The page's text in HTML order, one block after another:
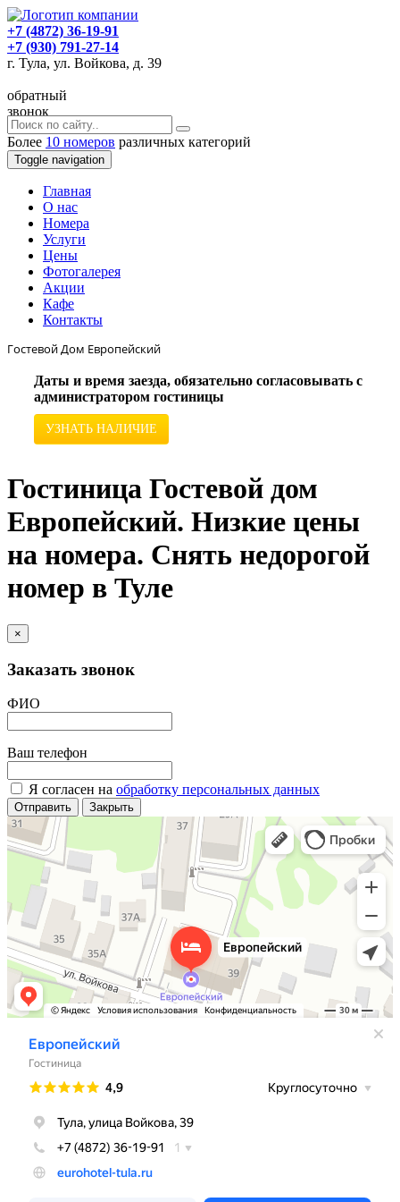
+7 (4872) 36-19-91
+7 (930) 791-27-14
г. Тула, ул. Войкова, д. 39
обратный
звонок
Более 10 номеров различных категорий
Toggle navigation
Главная
O нас
Номера
Услуги
Цены
Фотогалерея
Акции
Кафе
Контакты
Гостевой Дом Европейский
Даты и время заезда, обязательно согласовывать с
администратором гостиницы
УЗНАТЬ НАЛИЧИЕ
Гостиница Гостевой дом
Европейский. Низкие цены
на номера. Снять недорогой
номер в Туле
×
Заказать звонок
ФИО
Ваш телефон
Я согласен на обработку персональных данных
Отправить Закрыть